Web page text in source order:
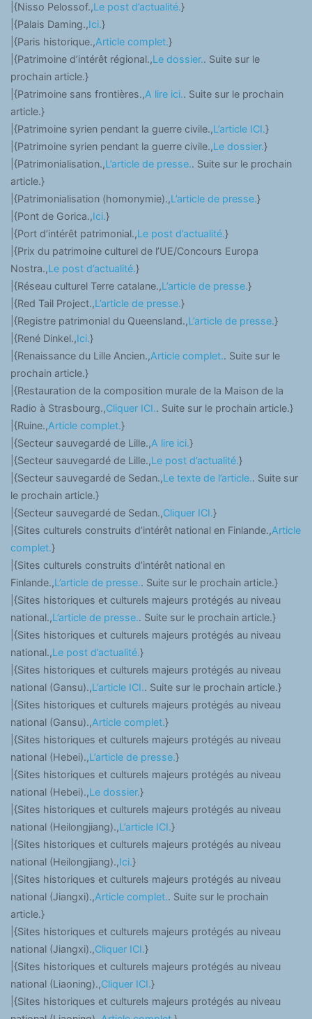
|{Nisso Pelossof.,Le post d’actualité.}
|{Palais Daming.,Ici.}
|{Paris historique.,Article complet.}
|{Patrimoine d’intérêt régional.,Le dossier.. Suite sur le
prochain article.}
|{Patrimoine sans frontières.,A lire ici.. Suite sur le prochain
article.}
|{Patrimoine syrien pendant la guerre civile.,L’article ICI.}
|{Patrimoine syrien pendant la guerre civile.,Le dossier.}
|{Patrimonialisation.,L’article de presse.. Suite sur le prochain
article.}
|{Patrimonialisation (homonymie).,L’article de presse.}
|{Pont de Gorica.,Ici.}
|{Port d’intérêt patrimonial.,Le post d’actualité.}
|{Prix du patrimoine culturel de l’UE/Concours Europa
Nostra.,Le post d’actualité.}
|{Réseau culturel Terre catalane.,L’article de presse.}
|{Red Tail Project.,L’article de presse.}
|{Registre patrimonial du Queensland.,L’article de presse.}
|{René Dinkel.,Ici.}
|{Renaissance du Lille Ancien.,Article complet.. Suite sur le
prochain article.}
|{Restauration de la composition murale de la Maison de la
Radio à Strasbourg.,Cliquer ICI.. Suite sur le prochain article.}
|{Ruine.,Article complet.}
|{Secteur sauvegardé de Lille.,A lire ici.}
|{Secteur sauvegardé de Lille.,Le post d’actualité.}
|{Secteur sauvegardé de Sedan.,Le texte de l’article.. Suite sur
le prochain article.}
|{Secteur sauvegardé de Sedan.,Cliquer ICI.}
|{Sites culturels construits d’intérêt national en Finlande.,Article
complet.}
|{Sites culturels construits d’intérêt national en
Finlande.,L’article de presse.. Suite sur le prochain article.}
|{Sites historiques et culturels majeurs protégés au niveau
national.,L’article de presse.. Suite sur le prochain article.}
|{Sites historiques et culturels majeurs protégés au niveau
national.,Le post d’actualité.}
|{Sites historiques et culturels majeurs protégés au niveau
national (Gansu).,L’article ICI.. Suite sur le prochain article.}
|{Sites historiques et culturels majeurs protégés au niveau
national (Gansu).,Article complet.}
|{Sites historiques et culturels majeurs protégés au niveau
national (Hebei).,L’article de presse.}
|{Sites historiques et culturels majeurs protégés au niveau
national (Hebei).,Le dossier.}
|{Sites historiques et culturels majeurs protégés au niveau
national (Heilongjiang).,L’article ICI.}
|{Sites historiques et culturels majeurs protégés au niveau
national (Heilongjiang).,Ici.}
|{Sites historiques et culturels majeurs protégés au niveau
national (Jiangxi).,Article complet.. Suite sur le prochain
article.}
|{Sites historiques et culturels majeurs protégés au niveau
national (Jiangxi).,Cliquer ICI.}
|{Sites historiques et culturels majeurs protégés au niveau
national (Liaoning).,Cliquer ICI.}
|{Sites historiques et culturels majeurs protégés au niveau